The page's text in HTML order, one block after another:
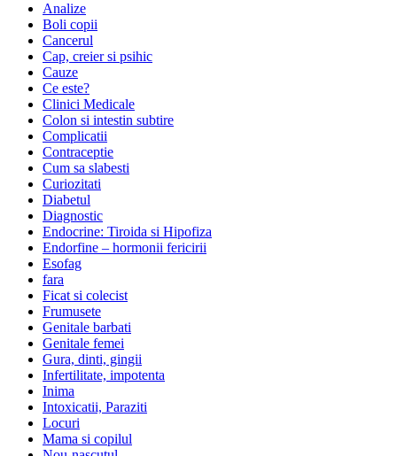
Analize
Boli copii
Cancerul
Cap, creier si psihic
Cauze
Ce este?
Clinici Medicale
Colon si intestin subtire
Complicatii
Contraceptie
Cum sa slabesti
Curiozitati
Diabetul
Diagnostic
Endocrine: Tiroida si Hipofiza
Endorfine – hormonii fericirii
Esofag
fara
Ficat si colecist
Frumusete
Genitale barbati
Genitale femei
Gura, dinti, gingii
Infertilitate, impotenta
Inima
Intoxicatii, Paraziti
Locuri
Mama si copilul